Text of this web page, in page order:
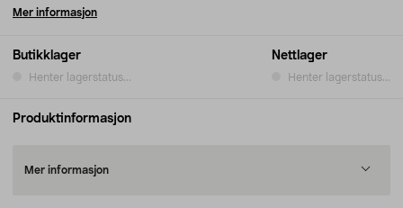
Butikklager
Henter lagerstatus...
Nettlager
Henter lagerstatus...
Mer informasjon
Produktinformasjon
Mer informasjon